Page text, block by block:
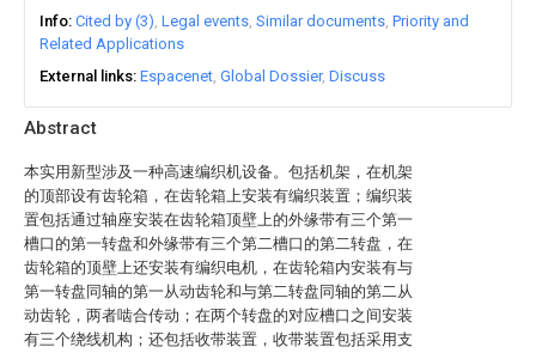
Abstract
本实用新型涉及一种高速编织机设备。包括机架，在机架
的顶部设有齿轮箱，在齿轮箱上安装有编织装置；编织装
置包括通过轴座安装在齿轮箱顶壁上的外缘带有三个第一
槽口的第一转盘和外缘带有三个第二槽口的第二转盘，在
齿轮箱的顶壁上还安装有编织电机，在齿轮箱内安装有与
第一转盘同轴的第一从动齿轮和与第二转盘同轴的第二从
动齿轮，两者啮合传动；在两个转盘的对应槽口之间安装
有三个绕线机构；还包括收带装置，收带装置包括采用支
Info Cited by (3) Legal events Similar documents Priority and
Related Applications
External links Espacenet Global Dossier Discuss